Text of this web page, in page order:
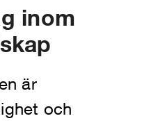
inom
är
och